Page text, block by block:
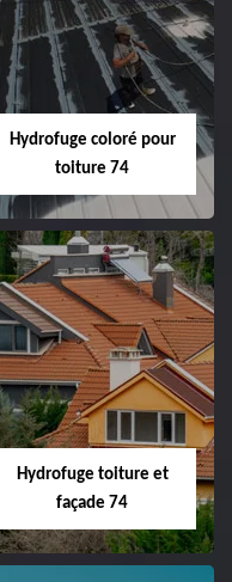
Hydrofuge coloré pour
toiture 74
Hydrofuge toiture et
façade 74